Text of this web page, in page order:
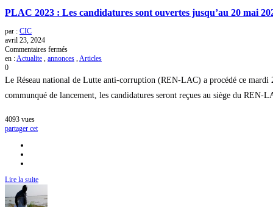
PLAC 2023 : Les candidatures sont ouvertes jusqu’au 20 mai
par : CIC
avril 23, 2024
Commentaires fermés
PLAC
:
Les
candidatures
en : Actualite annonces
Articles
0
Le Réseau national de Lutte anti-corruption (REN-LAC) a procédé ce
communqué de lancement, les candidatures seront reçues au siège du
4093 vues
partager cet
Lire la suite